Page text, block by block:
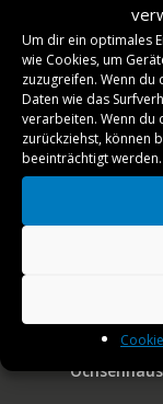
Um dir ein optimales
wie Cookies, um
zuzugreifen. Wenn
Daten wie das
verarbeiten. Wenn du
zurückziehst, können
beeinträchtigt werden.
10:00 Uhr
vs.
TTF
Reinstetten
14:00 Uhr
vs.
TSV